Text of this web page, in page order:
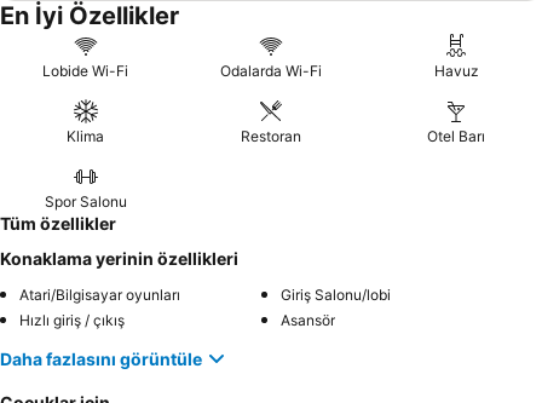
En İyi Özellikler
Lobide Wi-Fi Odalarda Wi-Fi Havuz
Klima Restoran Otel Barı
Spor Salonu
Tüm özellikler
Konaklama yerinin özellikleri
Atari/Bilgisayar oyunları
Giriş Salonu/lobi
Hızlı giriş / çıkış
Asansör
Daha fazlasını görüntüle